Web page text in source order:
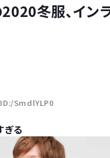
2020冬服、イ
SmdlYLP0
ぎる